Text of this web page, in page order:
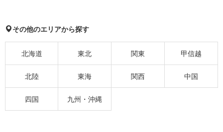
その他のエリアから探す
北海道 東北 関東 甲信越
北陸 東海 関西 中国
四国 九州・沖縄